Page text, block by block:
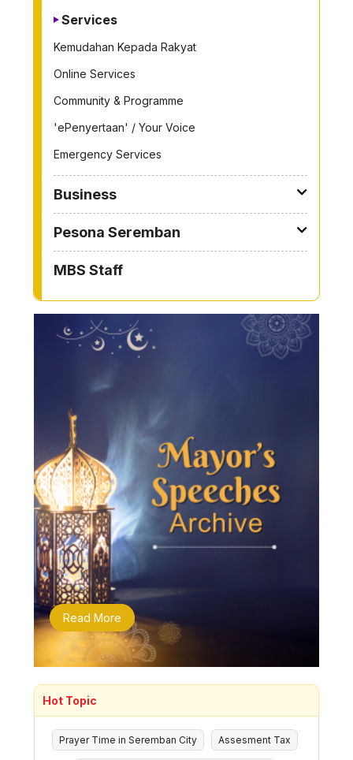
Services
Kemudahan Kepada Rakyat
Online Services
Community & Programme
'ePenyertaan' / Your Voice
Emergency Services
Business
Pesona Seremban
MBS Staff
Read More
Hot Topic
Prayer Time in Seremban City Assesment Tax